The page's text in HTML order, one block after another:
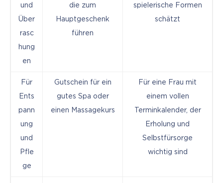
und
Über
rasc
hung
en
die zum
Hauptgeschenk
führen
spielerische Formen
schätzt
Für
Ents
pann
ung
und
Pfle
ge
Gutschein für ein
gutes Spa oder
einen Massagekurs
Für eine Frau mit
einem vollen
Terminkalender, der
Erholung und
Selbstfürsorge
wichtig sind